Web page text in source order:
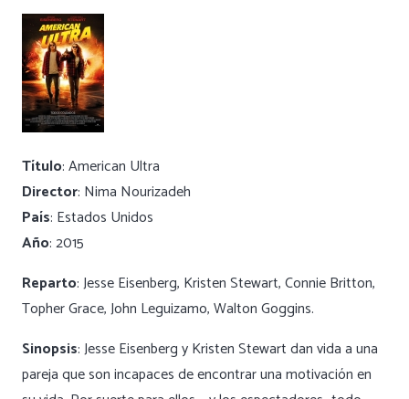
Título: American Ultra
Director: Nima Nourizadeh
País: Estados Unidos
Año: 2015
Reparto: Jesse Eisenberg, Kristen Stewart, Connie Britton,
Topher Grace, John Leguizamo, Walton Goggins.
Sinopsis: Jesse Eisenberg y Kristen Stewart dan vida a una
pareja que son incapaces de encontrar una motivación en